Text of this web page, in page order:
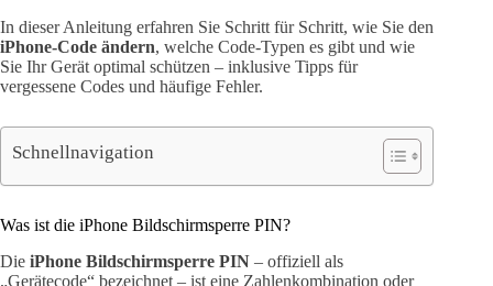
In dieser Anleitung erfahren Sie Schritt für Schritt, wie Sie den
iPhone-Code ändern, welche Code-Typen es gibt und wie
Sie Ihr Gerät optimal schützen – inklusive Tipps für
vergessene Codes und häufige Fehler.
Schnellnavigation
Was ist die iPhone Bildschirmsperre PIN?
Die iPhone Bildschirmsperre PIN – offiziell als
„Gerätecode“ bezeichnet – ist eine Zahlenkombination oder